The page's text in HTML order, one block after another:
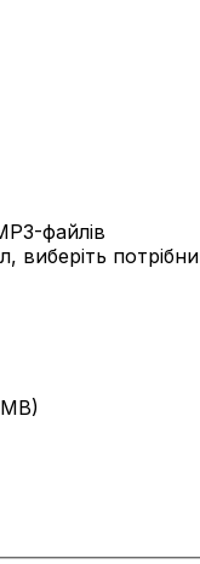
файлів
виберіть
MB)